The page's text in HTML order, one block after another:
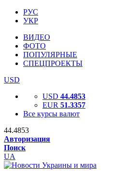
РУС
УКР
ВИДЕО
ФОТО
ПОПУЛЯРНЫЕ
СПЕЦПРОЕКТЫ
USD
USD 44.4853
EUR 51.3357
Все курсы валют
44.4853
Авторизация
Поиск
UA